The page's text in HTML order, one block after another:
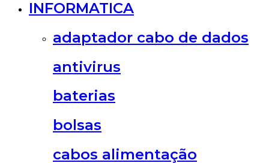
INFORMATICA
adaptador cabo de dados
antivirus
baterias
bolsas
cabos alimentação